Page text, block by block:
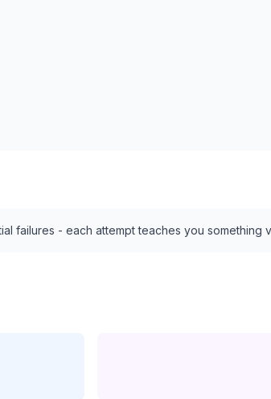
failures - each attempt teaches you something